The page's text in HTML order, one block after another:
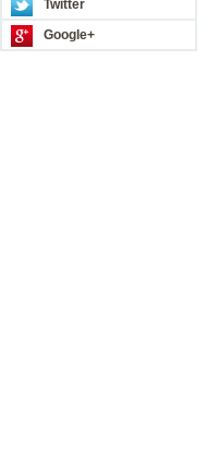
Twitter
Google+